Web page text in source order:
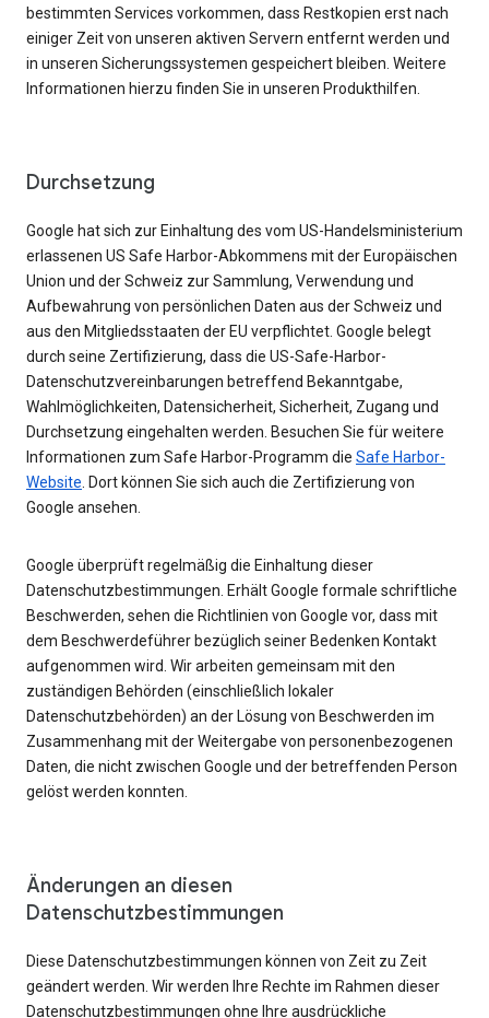
bestimmten Services vorkommen, dass Restkopien erst nach
einiger Zeit von unseren aktiven Servern entfernt werden und
in unseren Sicherungssystemen gespeichert bleiben. Weitere
Informationen hierzu finden Sie in unseren Produkthilfen.
Durchsetzung
Google hat sich zur Einhaltung des vom US-Handelsministerium
erlassenen US Safe Harbor-Abkommens mit der Europäischen
Union und der Schweiz zur Sammlung, Verwendung und
Aufbewahrung von persönlichen Daten aus der Schweiz und
aus den Mitgliedsstaaten der EU verpflichtet. Google belegt
durch seine Zertifizierung, dass die US-Safe-Harbor-
Datenschutzvereinbarungen betreffend Bekanntgabe,
Wahlmöglichkeiten, Datensicherheit, Sicherheit, Zugang und
Durchsetzung eingehalten werden. Besuchen Sie für weitere
Informationen zum Safe Harbor-Programm die Safe Harbor-
Website . Dort können Sie sich auch die Zertifizierung von
Google ansehen.
Google überprüft regelmäßig die Einhaltung dieser
Datenschutzbestimmungen. Erhält Google formale schriftliche
Beschwerden, sehen die Richtlinien von Google vor, dass mit
dem Beschwerdeführer bezüglich seiner Bedenken Kontakt
aufgenommen wird. Wir arbeiten gemeinsam mit den
zuständigen Behörden (einschließlich lokaler
Datenschutzbehörden) an der Lösung von Beschwerden im
Zusammenhang mit der Weitergabe von personenbezogenen
Daten, die nicht zwischen Google und der betreffenden Person
gelöst werden konnten.
Änderungen an diesen
Datenschutzbestimmungen
Diese Datenschutzbestimmungen können von Zeit zu Zeit
geändert werden. Wir werden Ihre Rechte im Rahmen dieser
Datenschutzbestimmungen ohne Ihre ausdrückliche